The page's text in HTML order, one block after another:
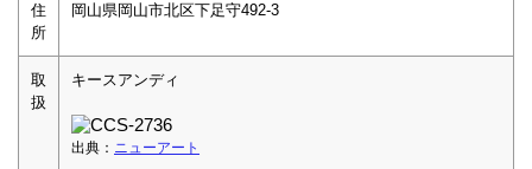
住
所
岡山県岡山市北区下足守492-3
取
扱
キースアンディ
出典： ニューアート